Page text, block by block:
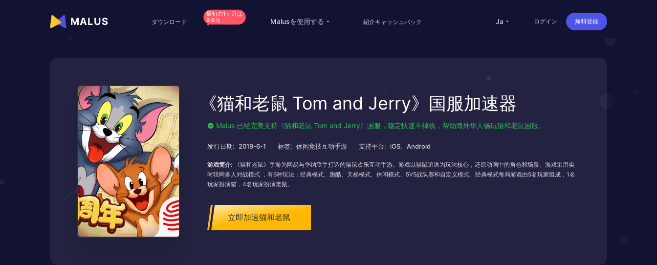
MALUS ダウンロード VIP購入
最初の1ヶ月は
9.9元
Malusを使用する
EDU Special Offer Travel abroad
紹介キャッシュバック ja ログイン 無料登録
《猫和老鼠 Tom and Jerry》国服加速器
Malus 已经完美支持《猫和老鼠 Tom and Jerry》国服，稳定快速不掉线，帮助海外华人畅玩猫和老鼠国服。
发行日期: 2019-6-1 标签: 休闲竞技互动手游 支持平台: iOS、Android
游戏简介: 《猫和老鼠》手游为网易与华纳联手打造的猫鼠欢乐互动手游。游戏以猫鼠追逃为玩法核心，还原动画中的角色和场景。游戏采用实
时联网多人对战模式 ，有6种玩法：经典模式、跑酷、天梯模式、休闲模式、5V5战队赛和自定义模式。经典模式每局游戏由5名玩家组成，1名
玩家扮演猫，4名玩家扮演老鼠。
立即加速猫和老鼠